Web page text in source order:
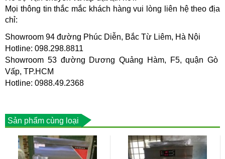
Mọi thông tin thắc mắc khách hàng vui lòng liên hệ theo địa
chỉ:
Showroom 94 đường Phúc Diễn, Bắc Từ Liêm, Hà Nội
Hotline: 098.298.8811
Showroom 53 đường Dương Quảng Hàm, F5, quận Gò
Vấp, TP.HCM
Hotline: 0988.49.2368
Sản phẩm cùng loại